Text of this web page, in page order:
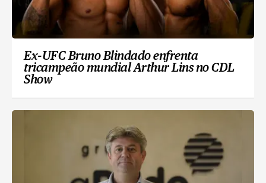
Ex-UFC Bruno Blindado enfrenta
tricampeão mundial Arthur Lins no CDL
Show